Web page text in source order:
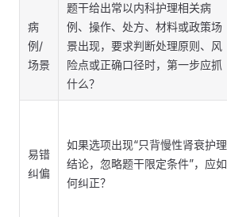
病
例/
场景
题干给出常以内科护理相关病
例、操作、处方、材料或政策场
景出现，要求判断处理原则、风
险点或正确口径时，第一步应抓
什么？
易错
纠偏
如果选项出现“只背慢性肾衰护理
结论，忽略题干限定条件”，应如
何纠正？